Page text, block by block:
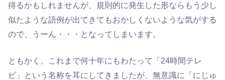
得るかもしれませんが、規則的に発生した形ならもう少し
似たような語例が出てきてもおかしくないような気がする
ので、うーん・・・となってしまいます。
ともかく、これまで何十年にもわたって「24時間テレ
ビ」という名称を耳にしてきましたが、無意識に「にじゅ